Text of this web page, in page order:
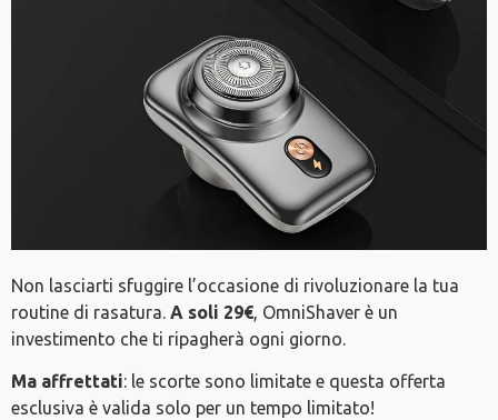
Non lasciarti sfuggire l’occasione di rivoluzionare la tua
routine di rasatura. A soli 29€, OmniShaver è un
investimento che ti ripagherà ogni giorno.
Ma affrettati: le scorte sono limitate e questa offerta
esclusiva è valida solo per un tempo limitato!